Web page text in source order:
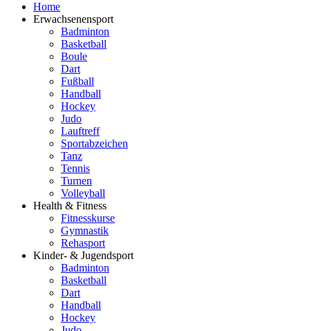
Home
Erwachsenensport
Badminton
Basketball
Boule
Dart
Fußball
Handball
Hockey
Judo
Lauftreff
Sportabzeichen
Tanz
Tennis
Turnen
Volleyball
Health & Fitness
Fitnesskurse
Gymnastik
Rehasport
Kinder- & Jugendsport
Badminton
Basketball
Dart
Handball
Hockey